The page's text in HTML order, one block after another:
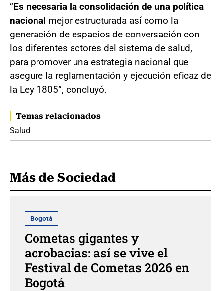
“Es necesaria la consolidación de una política
nacional mejor estructurada así como la
generación de espacios de conversación con
los diferentes actores del sistema de salud,
para promover una estrategia nacional que
asegure la reglamentación y ejecución eficaz de
la Ley 1805”, concluyó.
Temas relacionados
Salud
Más de Sociedad
Bogotá
Cometas gigantes y
acrobacias: así se vive el
Festival de Cometas 2026 en
Bogotá